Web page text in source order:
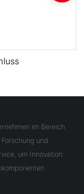
im Bereich
und
um Innovation